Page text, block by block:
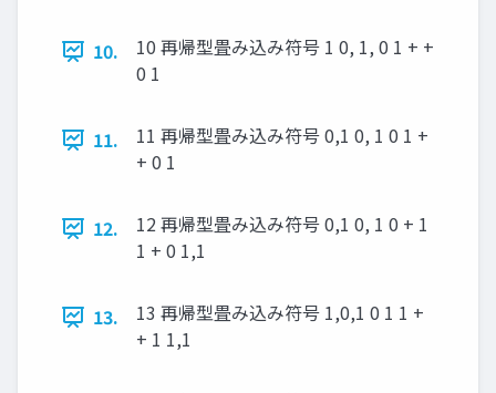
10.
10 再帰型畳み込み符号 1 0, 1, 0 1 + +
0 1
11.
11 再帰型畳み込み符号 0,1 0, 1 0 1 +
+ 0 1
12.
12 再帰型畳み込み符号 0,1 0, 1 0 + 1
1 + 0 1,1
13.
13 再帰型畳み込み符号 1,0,1 0 1 1 +
+ 1 1,1